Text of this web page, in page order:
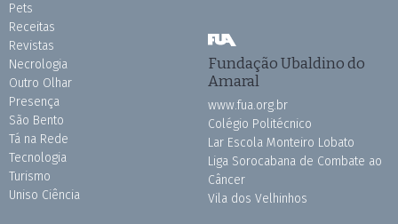
Pets
Receitas
Revistas
Necrologia
Outro Olhar
Presença
São Bento
Tá na Rede
Tecnologia
Turismo
Uniso Ciência
Fundação Ubaldino do
Amaral
www.fua.org.br
Colégio Politécnico
Lar Escola Monteiro Lobato
Liga Sorocabana de Combate ao
Câncer
Vila dos Velhinhos